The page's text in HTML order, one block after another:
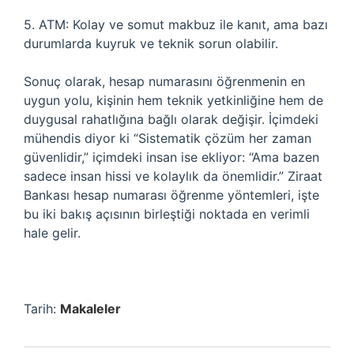
5. ATM: Kolay ve somut makbuz ile kanıt, ama bazı
durumlarda kuyruk ve teknik sorun olabilir.
Sonuç olarak, hesap numarasını öğrenmenin en
uygun yolu, kişinin hem teknik yetkinliğine hem de
duygusal rahatlığına bağlı olarak değişir. İçimdeki
mühendis diyor ki “Sistematik çözüm her zaman
güvenlidir,” içimdeki insan ise ekliyor: “Ama bazen
sadece insan hissi ve kolaylık da önemlidir.” Ziraat
Bankası hesap numarası öğrenme yöntemleri, işte
bu iki bakış açısının birleştiği noktada en verimli
hale gelir.
Tarih: Makaleler